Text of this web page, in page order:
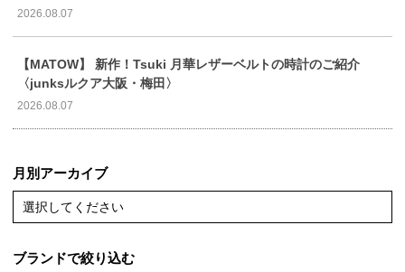
2026.08.07
【MATOW】 新作！Tsuki 月華レザーベルトの時計のご紹介
〈junksルクア大阪・梅田〉
2026.08.07
月別アーカイブ
選択してください
ブランドで絞り込む